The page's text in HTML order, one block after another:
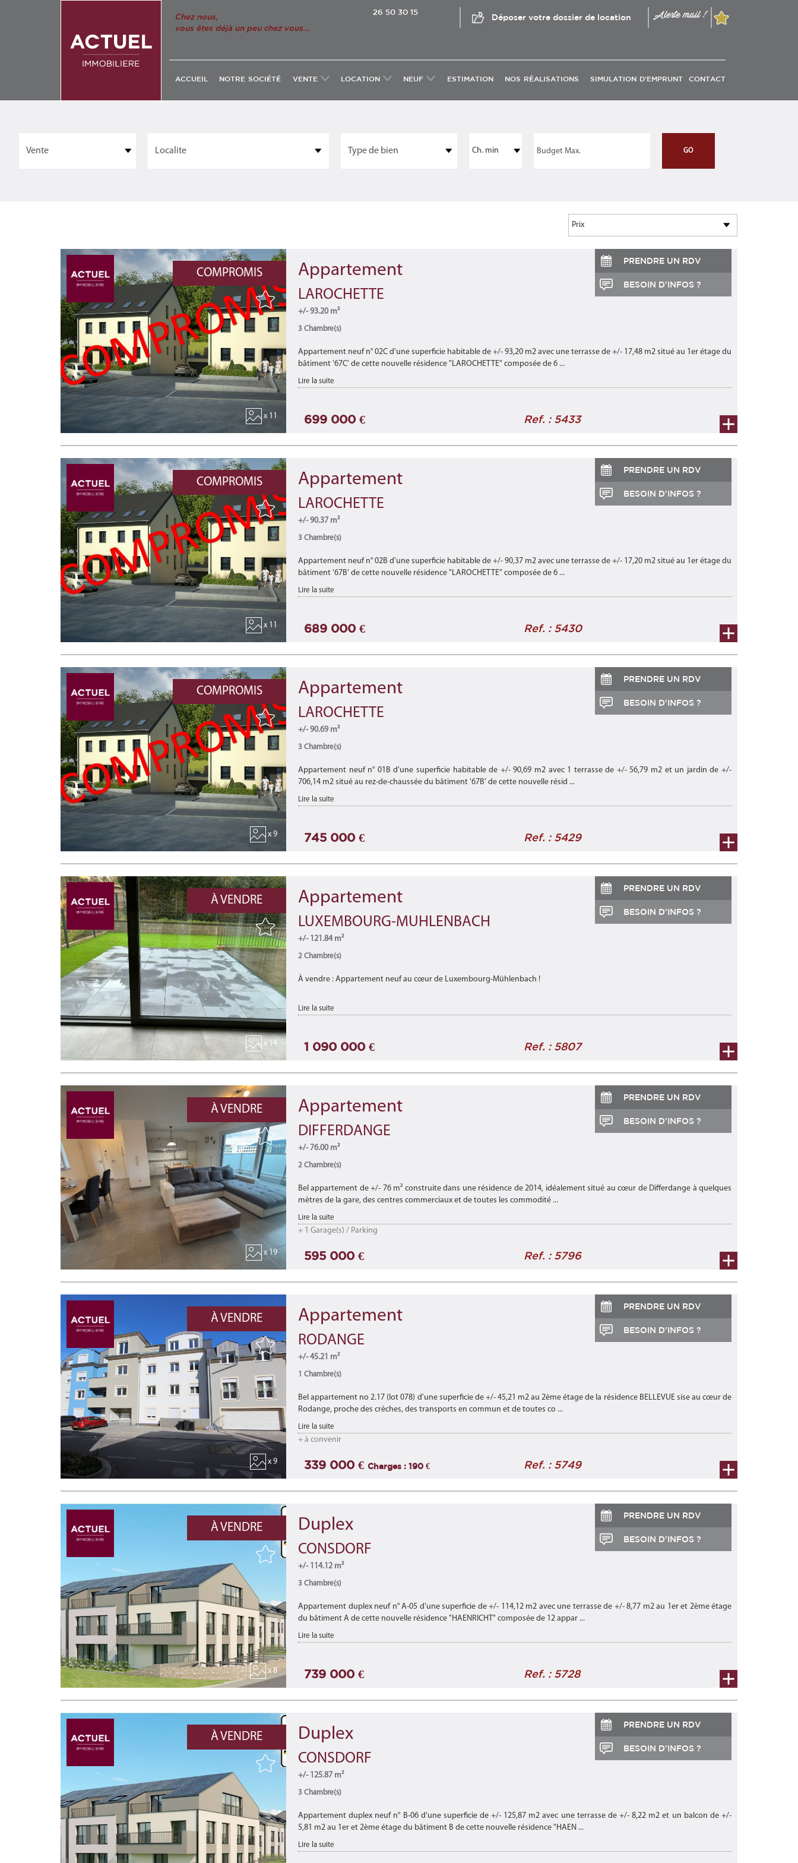
Chez nous,
vous êtes déjà un peu chez vous...
26 50 30 15
Déposer votre dossier de location Alerte mail !
ACCUEIL NOTRE SOCIÉTÉ VENTE LOCATION NEUF ESTIMATION NOS RÉALISATIONS SIMULATION D'EMPRUNT CONTACT
COMPROMIS
x 11
Appartement
LAROCHETTE
PRENDRE UN RDV
BESOIN D'INFOS ?
+/- 93.20 m²
3 Chambre(s)
Appartement neuf n° 02C d'une superficie habitable de +/- 93,20 m2 avec une terrasse de +/- 17,48 m2 situé au 1er étage du
bâtiment '67C' de cette nouvelle résidence "LAROCHETTE" composée de 6 ...
Lire la suite
699 000 € Ref. : 5433
COMPROMIS
x 11
Appartement
LAROCHETTE
PRENDRE UN RDV
BESOIN D'INFOS ?
+/- 90.37 m²
3 Chambre(s)
Appartement neuf n° 02B d'une superficie habitable de +/- 90,37 m2 avec une terrasse de +/- 17,20 m2 situé au 1er étage du
bâtiment '67B' de cette nouvelle résidence "LAROCHETTE" composée de 6 ...
Lire la suite
689 000 € Ref. : 5430
COMPROMIS
x 9
Appartement
LAROCHETTE
PRENDRE UN RDV
BESOIN D'INFOS ?
+/- 90.69 m²
3 Chambre(s)
Appartement neuf n° 01B d'une superficie habitable de +/- 90,69 m2 avec 1 terrasse de +/- 56,79 m2 et un jardin de +/-
706,14 m2 situé au rez-de-chaussée du bâtiment '67B' de cette nouvelle résid ...
Lire la suite
745 000 € Ref. : 5429
À VENDRE
x 14
Appartement
LUXEMBOURG-MUHLENBACH
PRENDRE UN RDV
BESOIN D'INFOS ?
+/- 121.84 m²
2 Chambre(s)
À vendre : Appartement neuf au cœur de Luxembourg-Mühlenbach !
Découvrez ce magnifique appartement 2.3 (lot 036) situé au 2ᵉ étage d'une nouvelle résidence "MILLCREECK" avec u ...
Lire la suite
1 090 000 € Ref. : 5807
À VENDRE
x 19
Appartement
DIFFERDANGE
PRENDRE UN RDV
BESOIN D'INFOS ?
+/- 76.00 m²
2 Chambre(s)
Bel appartement de +/- 76 m² construite dans une résidence de 2014, idéalement situé au cœur de Differdange à quelques
mètres de la gare, des centres commerciaux et de toutes les commodité ...
Lire la suite
+ 1 Garage(s) / Parking
595 000 € Ref. : 5796
À VENDRE
x 9
Appartement
RODANGE
PRENDRE UN RDV
BESOIN D'INFOS ?
+/- 45.21 m²
1 Chambre(s)
Bel appartement no 2.17 (lot 078) d'une superficie de +/- 45,21 m2 au 2ème étage de la résidence BELLEVUE sise au cœur de
Rodange, proche des crèches, des transports en commun et de toutes co ...
Lire la suite
+ à convenir
339 000 € Charges : 190 € Ref. : 5749
À VENDRE
x 8
Duplex
CONSDORF
PRENDRE UN RDV
BESOIN D'INFOS ?
+/- 114.12 m²
3 Chambre(s)
Appartement duplex neuf n° A-05 d'une superficie de +/- 114,12 m2 avec une terrasse de +/- 8,77 m2 au 1er et 2ème étage
du bâtiment A de cette nouvelle résidence "HAENRICHT" composée de 12 appar ...
Lire la suite
739 000 € Ref. : 5728
À VENDRE Duplex
CONSDORF
PRENDRE UN RDV
BESOIN D'INFOS ?
+/- 125.87 m²
3 Chambre(s)
Appartement duplex neuf n° B-06 d'une superficie de +/- 125,87 m2 avec une terrasse de +/- 8,22 m2 et un balcon de +/-
5,81 m2 au 1er et 2ème étage du bâtiment B de cette nouvelle résidence "HAEN ...
Lire la suite